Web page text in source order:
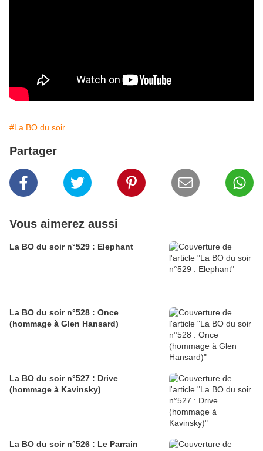
#La BO du soir
Partager
Vous aimerez aussi
La BO du soir n°529 : Elephant
La BO du soir n°528 : Once
(hommage à Glen Hansard)
La BO du soir n°527 : Drive
(hommage à Kavinsky)
La BO du soir n°526 : Le Parrain